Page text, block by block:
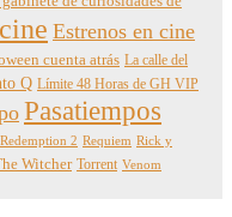
Estrenos en cine
cuenta atrás La calle del
Q Límite 48 Horas de GH VIP
Pasatiempos
2 Requiem Rick y
Witcher Torrent Venom